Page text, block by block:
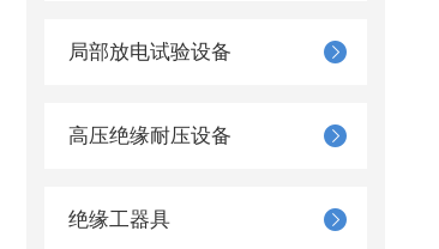
局部放电试验设备
高压绝缘耐压设备
绝缘工器具